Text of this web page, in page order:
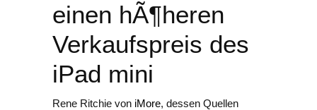
einen hÃ¶heren
Verkaufspreis des
iPad mini
Rene Ritchie von iMore, dessen Quellen